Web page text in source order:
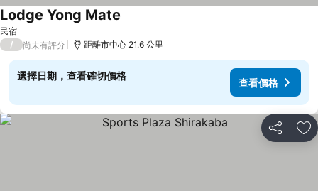
民宿
Lodge Yong Mate
/ 尚未有評分 距離市中心 21.6 公里
選擇日期，查看確切價格
查看價格
分享 加